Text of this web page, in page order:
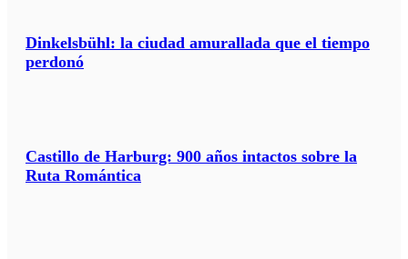
Dinkelsbühl: la ciudad amurallada que el tiempo
perdonó
Castillo de Harburg: 900 años intactos sobre la
Ruta Romántica